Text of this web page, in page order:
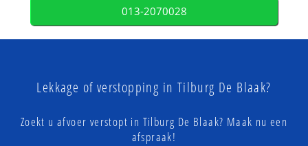
013-2070028
Lekkage of verstopping in Tilburg De Blaak?
Zoekt u afvoer verstopt in Tilburg De Blaak? Maak nu een
afspraak!